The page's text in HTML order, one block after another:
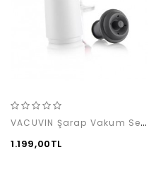
VACUVIN Şarap Vakum Seti / Beyaz (1 pompa + 1 tıpa)
1.199,00TL